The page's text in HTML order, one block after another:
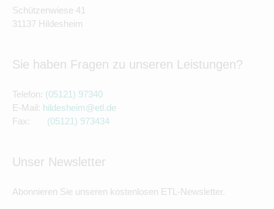
Schützenwiese 41
31137 Hildesheim
Sie haben Fragen zu unseren Leistungen?
Telefon: (05121) 97340
E-Mail: hildesheim@etl.de
Fax: (05121) 973434
Unser Newsletter
Abonnieren Sie unseren kostenlosen ETL-Newsletter.